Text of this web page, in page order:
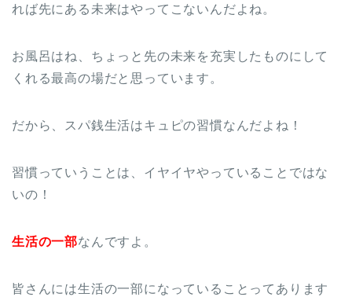
れば先にある未来はやってこないんだよね。
お風呂はね、ちょっと先の未来を充実したものにして
くれる最高の場だと思っています。
だから、スパ銭生活はキュピの習慣なんだよね！
習慣っていうことは、イヤイヤやっていることではな
いの！
生活の一部なんですよ。
皆さんには生活の一部になっていることってあります